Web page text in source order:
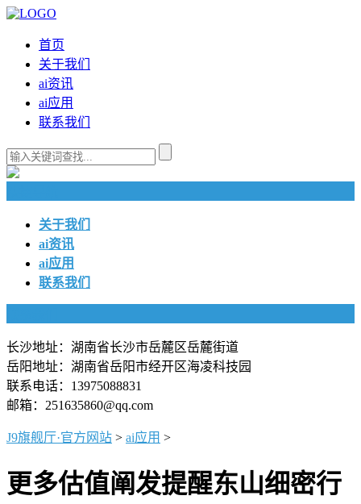
首页
关于我们
ai资讯
ai应用
联系我们
关于我们
ai资讯
ai应用
联系我们
长沙地址：湖南省长沙市岳麓区岳麓街道
岳阳地址：湖南省岳阳市经开区海凌科技园
联系电话：13975088831
邮箱：251635860@qq.com
J9旗舰厅·官方网站 > ai应用 >
更多估值阐发提醒东山细密行